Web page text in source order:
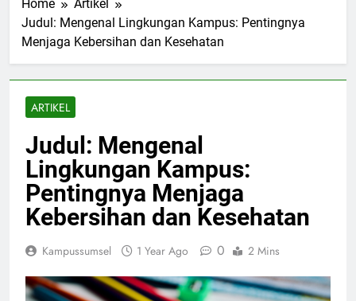
Home
Artikel
Judul: Mengenal Lingkungan Kampus: Pentingnya
Menjaga Kebersihan dan Kesehatan
ARTIKEL
Judul: Mengenal
Lingkungan Kampus:
Pentingnya Menjaga
Kebersihan dan Kesehatan
Kampussumsel 1 Year Ago 0 2 Mins